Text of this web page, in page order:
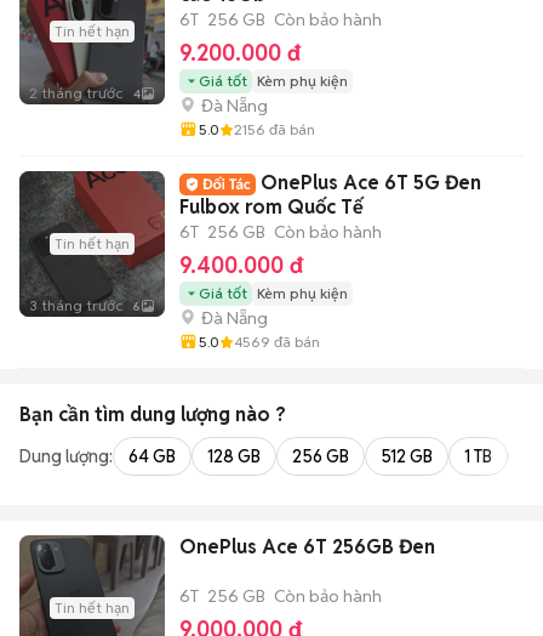
Tin hết hạn
2 tháng trước 4
6T 256 GB Còn bảo hành
9.200.000 đ
Giá tốt Kèm phụ kiện
Đà Nẵng
5.0 2156 đã bán
Tin hết hạn
3 tháng trước 6
OnePlus Ace 6T 5G Đen
Fulbox rom Quốc Tế
6T 256 GB Còn bảo hành
9.400.000 đ
Giá tốt Kèm phụ kiện
Đà Nẵng
5.0 4569 đã bán
Bạn cần tìm dung lượng nào ?
Dung lượng: 64 GB 128 GB 256 GB 512 GB 1 TB
Tin hết hạn
OnePlus Ace 6T 256GB Đen
6T 256 GB Còn bảo hành
9.000.000 đ